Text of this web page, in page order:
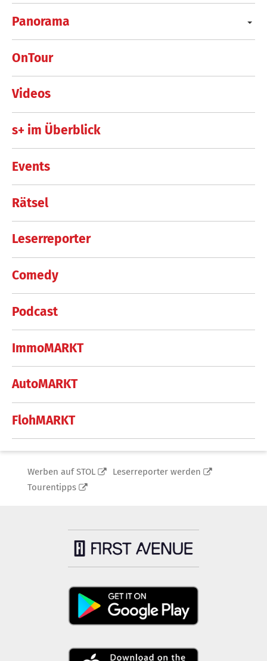
Panorama
OnTour
Videos
s+ im Überblick
Events
Rätsel
Leserreporter
Comedy
Podcast
ImmoMARKT
AutoMARKT
FlohMARKT
Werben auf STOL
Leserreporter werden
Tourentipps